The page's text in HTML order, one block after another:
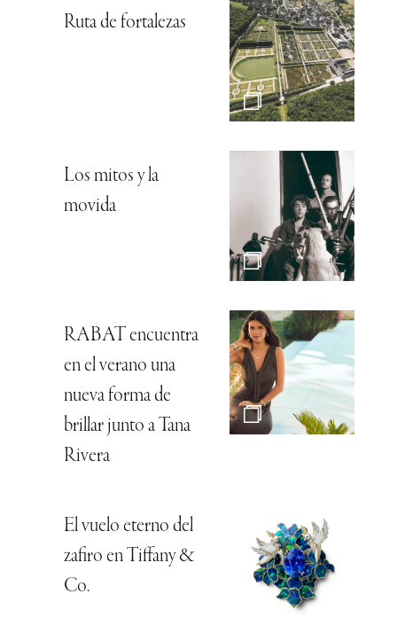
Ruta de fortalezas
Los mitos y la
movida
RABAT encuentra
en el verano una
nueva forma de
brillar junto a Tana
Rivera
El vuelo eterno del
zafiro en Tiffany &
Co.